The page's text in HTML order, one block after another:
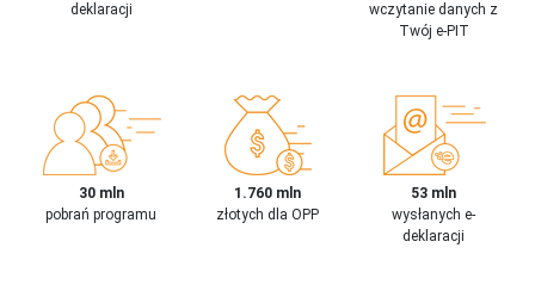
deklaracji
wczytanie danych z
Twój e-PIT
30 mln
pobrań programu
1.760 mln
złotych dla OPP
53 mln
wysłanych e-
deklaracji